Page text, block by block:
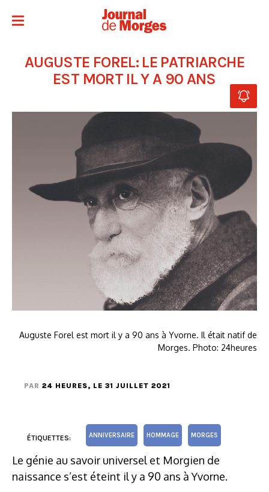
AUGUSTE FOREL: LE PATRIARCHE
EST MORT IL Y A 90 ANS
Auguste Forel est mort il y a 90 ans à Yvorne. Il était natif de
Morges. Photo: 24heures
PAR 24 HEURES, LE 31 JUILLET 2021
ÉTIQUETTES: ANNIVERSAIRE HOMMAGE MORGES
Le génie au savoir universel et Morgien de
naissance s’est éteint il y a 90 ans à Yvorne.